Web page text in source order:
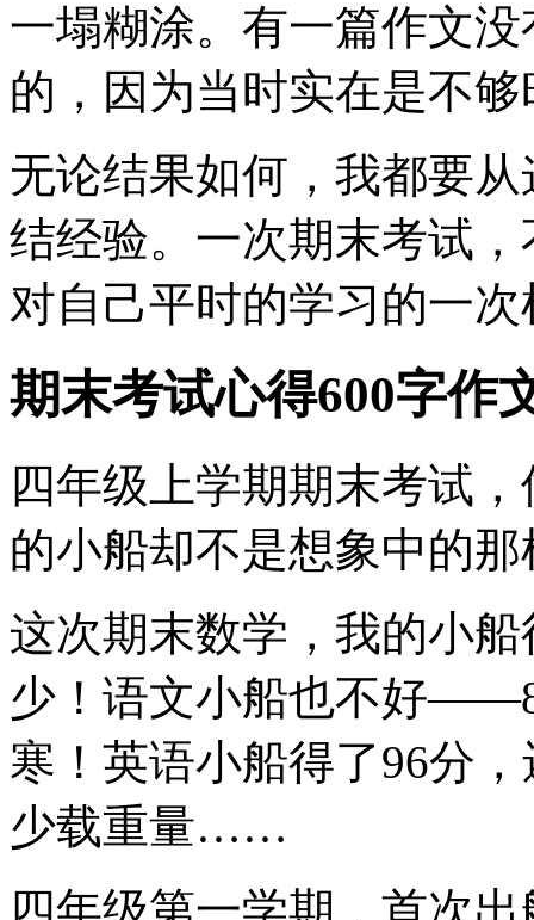
一塌糊涂。有一篇作文
的，因为当时实在是不
无论结果如何，我都要
结经验。一次期末考试
对自己平时的学习的一次
期末考试心得600字作
四年级上学期期末考试
的小船却不是想象中的
这次期末数学，我的小
少！语文小船也不好
寒！英语小船得了96分
少载重量……
四年级第一学期，首次